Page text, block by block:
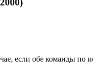
если обе команды по